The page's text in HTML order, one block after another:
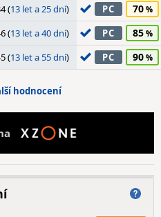
(13 let a 25 dní) PC 70
(13 let a 40 dní) PC 85
(13 let a 55 dní) PC 90
hodnocení